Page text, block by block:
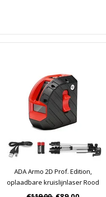
ADA Armo 2D Prof. Edition,
oplaadbare kruislijnlaser Rood